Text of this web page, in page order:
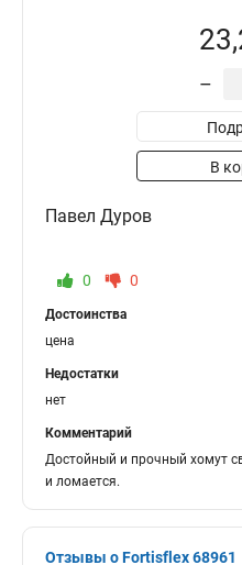
–
В
Павел Дуров
0 0
Достоинства
цена
Недостатки
нет
Комментарий
Достойный и прочный хомут
и ломается.
Отзывы о Fortisflex 68961